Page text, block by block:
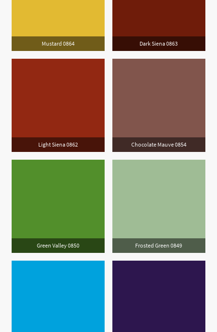
Mustard 0864 Dark Siena 0863
Light Siena 0862 Chocolate Mauve 0854
Green Valley 0850 Frosted Green 0849